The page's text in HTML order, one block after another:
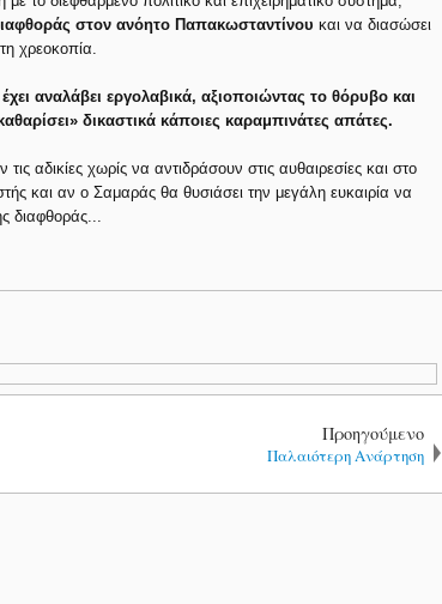
στον ανόητο Παπακωσταντίνου και να διασώσει
χρεοκοπία.
αναλάβει εργολαβικά, αξιοποιώντας το θόρυβο και
δικαστικά κάποιες καραμπινάτες απάτες.
αδικίες χωρίς να αντιδράσουν στις αυθαιρεσίες και στο
και αν ο Σαμαράς θα θυσιάσει την μεγάλη ευκαιρία να
διαφθοράς...
Προηγούμενο
Παλαιότερη Ανάρτηση